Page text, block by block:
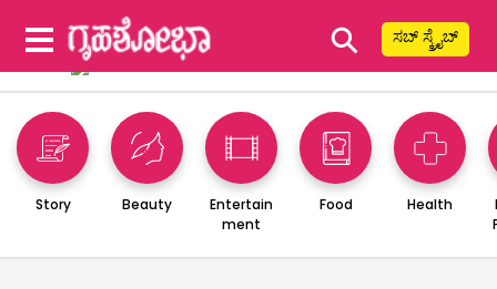
⚲ ಸಬ್ ಸ್ಕ್ರೈಬ್
Story Beauty
Entertain
ment
Food Health